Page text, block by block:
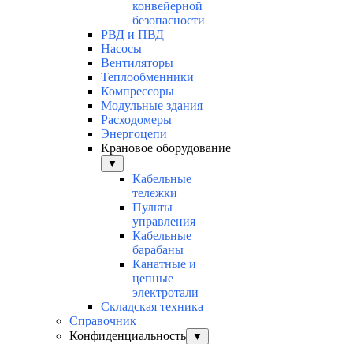
конвейерной
безопасности
РВД и ПВД
Насосы
Вентиляторы
Теплообменники
Компрессоры
Модульные здания
Расходомеры
Энергоцепи
Крановое оборудование
▼
Кабельные
тележки
Пульты
управления
Кабельные
барабаны
Канатные и
цепные
электротали
Складская техника
Справочник
Конфиденциальность
▼